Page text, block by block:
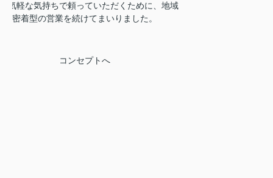
気軽な気持ちで頼っていただくために、地域
密着型の営業を続けてまいりました。
コンセプトへ